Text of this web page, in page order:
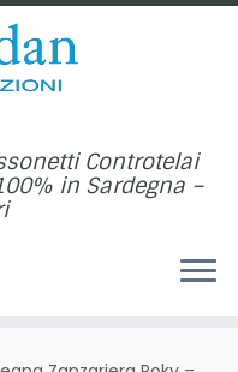
Controtelai
in Sardegna –